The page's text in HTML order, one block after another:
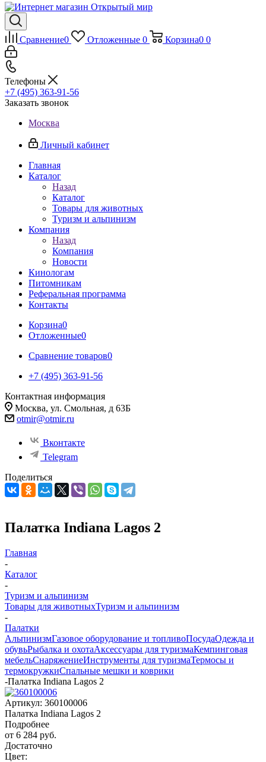
Сравнение0 Отложенные 0 Корзина0 0
Телефоны
+7 (495) 363-91-56
Заказать звонок
Москва
Личный кабинет
Главная
Каталог
Назад
Каталог
Товары для животных
Туризм и альпинизм
Компания
Назад
Компания
Новости
Кинологам
Питомникам
Реферальная программа
Контакты
Корзина0
Отложенные0
Сравнение товаров0
+7 (495) 363-91-56
Контактная информация
Москва, ул. Смольная, д 63Б
otmir@otmir.ru
Вконтакте
Telegram
Поделиться
Палатка Indiana Lagos 2
Главная
-
Каталог
-
Туризм и альпинизм
Товары для животныхТуризм и альпинизм
-
Палатки
АльпинизмГазовое оборудование и топливоПосудаОдежда и
обувьРыбалка и охотаАксессуары для туризмаКемпинговая
мебельСнаряжениеИнструменты для туризмаТермосы и
термокружкиСпальные мешки и коврики
-Палатка Indiana Lagos 2
Артикул: 360100006
Палатка Indiana Lagos 2
Подробнее
от 6 284 руб.
Достаточно
Цвет: